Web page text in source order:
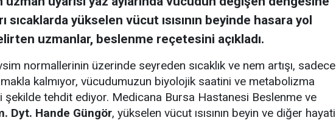
sıcaklarda yükselen vücut ısısının beyinde hasara yol
uzmanlar, beslenme reçetesini açıkladı.
normallerinin üzerinde seyreden sıcaklık ve nem artışı, sadece
kalmıyor, vücudumuzun biyolojik saatini ve metabolizma
şekilde tehdit ediyor. Medicana Bursa Hastanesi Beslenme ve
Dyt. Hande Güngör, yükselen vücut ısısının beyin ve diğer hayati